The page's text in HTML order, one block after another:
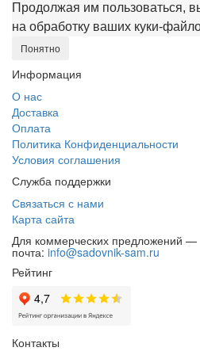
Продолжая им пользоваться,
на обработку ваших
Понятно
Информация
О нас
Доставка
Оплата
Политика Конфиденциальности
Условия соглашения
Служба поддержки
Связаться с нами
Карта сайта
Для коммерческих предложений —
почта: info@sadovnik-sam.ru
Рейтинг
Контакты